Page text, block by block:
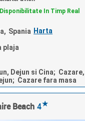
Disponibilitate In Timp Real
Spania Harta
plaja
Dejun si Cina;
Cazare fara masa
Beach 4★